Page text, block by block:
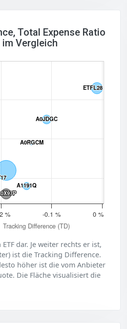
Total Expense Ratio
Vergleich
Tracking Difference (TD)
ETFL28
ETFL28
A0JDGC
A0JDGC
A0RGCM
A0RGCM
A1191Q
A1191Q
% -0.1 % 0 %
dar. Je weiter rechts er ist,
ist die Tracking Difference.
höher ist die vom Anbieter
Die Fläche visualisiert die